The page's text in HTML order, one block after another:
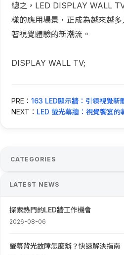
總之，LED DISPLAY WALL
樣的應用場景，正成為越來越
著視覺體驗的新潮流。
DISPLAY WALL TV;
PRE： 163 LED顯示牆：引領視覺新
NEXT： LED 螢光幕牆：視覺饗宴的
CATEGORIES
LATEST NEWS
探索熱門的LED牆工作機會
2026-08-06
螢幕背光故障怎麼辦？快速解決指南